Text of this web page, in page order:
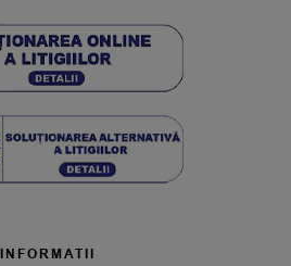
INFORMATII